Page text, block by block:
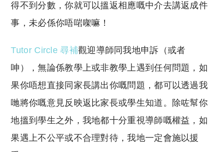
得不到分數，你就可以搵返相應嘅中介去講返成件
事，未必係你唔啱㗎嘛！
Tutor Circle 尋補觀迎導師同我地申訴（或者
呻），無論係教學上或非教學上遇到任何問題，如
果你唔想直接同家長講出你嘅問題，都可以透過我
哋將你嘅意見反映返比家長或學生知道。除咗幫你
地搵到學生之外，我地都十分重視導師嘅權益，如
果遇上不公平或不合理對待，我地一定會施以援